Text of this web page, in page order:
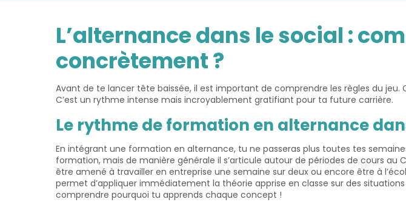
L’alternance dans le social :
concrètement ?
Avant de te lancer tête baissée, il est important de comprendre les règles du
C’est un rythme intense mais incroyablement gratifiant pour ta future carrière.
Le rythme de formation en alternance
En intégrant une formation en alternance, tu ne passeras plus toutes tes
formation, mais de manière générale il s’articule autour de périodes de cours
être amené à travailler en entreprise une semaine sur deux ou encore être à
permet d’appliquer immédiatement la théorie apprise en classe sur des
comprendre pourquoi tu apprends chaque concept !